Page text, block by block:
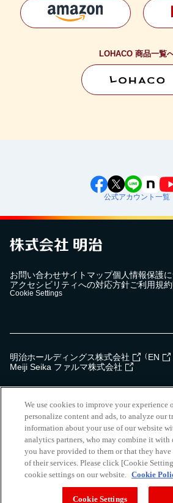
LOHACO 商品一覧
公式アカウント一覧
お問い合わせサイトマップ個人情報保護
アクセシビリティへの対応方針ご利用規約
Cookie Settings
明治ホールディングス株式会社 （ EN
Meiji Seika ファルマ株式会社
We use cookies to improve your experience
personalize content and ads, to analyze our
information about your use of our website
analytics partners, who may combine it
you have provided to them or that they
of their services. Please click [Cookie
cookie settings on our website. Cookie
Cookie Settings